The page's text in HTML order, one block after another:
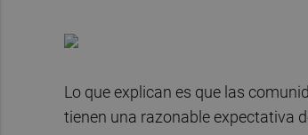
Lo que explican es que las
tienen una razonable expectativa